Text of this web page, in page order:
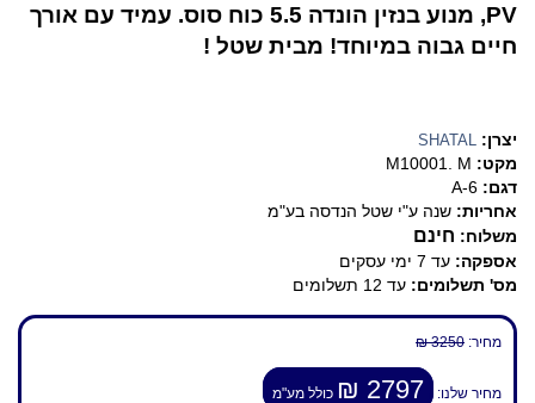
PV, מנוע בנזין הונדה 5.5 כוח סוס. עמיד עם אורך
חיים גבוה במיוחד! מבית שטל !
יצרן: SHATAL
מקט: M10001. M
דגם: A-6
אחריות: שנה ע"י שטל הנדסה בע"מ
משלוח: חינם
אספקה: עד 7 ימי עסקים
מס' תשלומים: עד 12 תשלומים
מחיר: 3250 ₪
מחיר שלנו: 2797 ₪ כולל מע"מ